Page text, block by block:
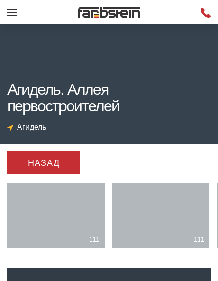
Агидель. Аллея
первостроителей
Агидель
НАЗАД
111 111